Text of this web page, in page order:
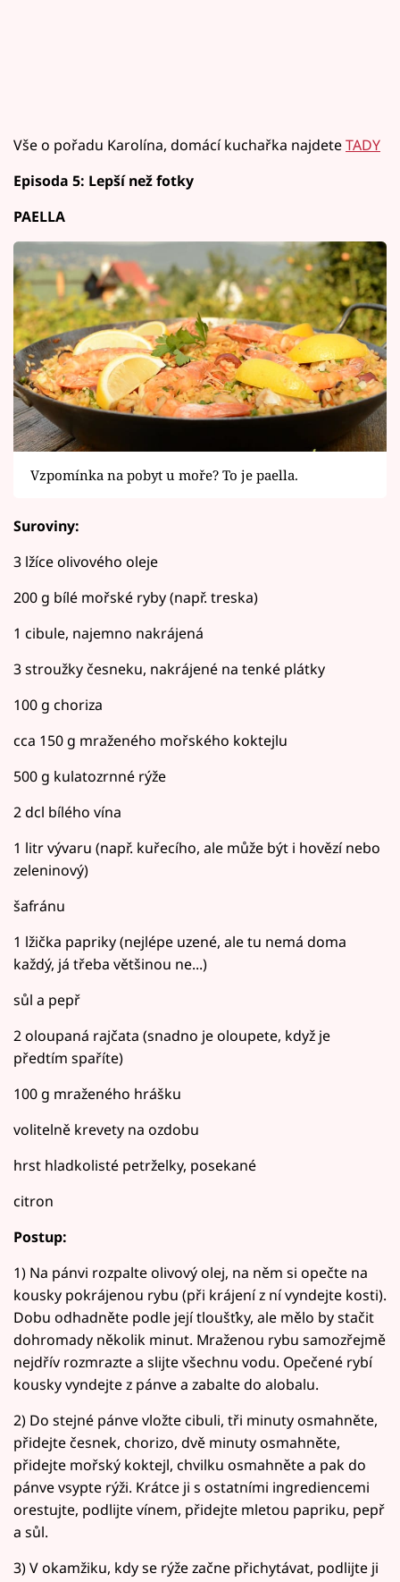
Vše o pořadu Karolína, domácí kuchařka najdeteTADY
Episoda 5: Lepší než fotky
PAELLA
Vzpomínka na pobyt u moře? To je paella.
Suroviny:
3 lžíce olivového oleje
200 g bílé mořské ryby (např. treska)
1 cibule, najemno nakrájená
3 stroužky česneku, nakrájené na tenké plátky
100 g choriza
cca 150 g mraženého mořského koktejlu
500 g kulatozrnné rýže
2 dcl bílého vína
1 litr vývaru (např. kuřecího, ale může být i hovězí nebo
zeleninový)
šafránu
1 lžička papriky (nejlépe uzené, ale tu nemá doma
každý, já třeba většinou ne...)
sůl a pepř
2 oloupaná rajčata (snadno je oloupete, když je
předtím spaříte)
100 g mraženého hrášku
volitelně krevety na ozdobu
hrst hladkolisté petrželky, posekané
citron
Postup:
1) Na pánvi rozpalte olivový olej, na něm si opečte na
kousky pokrájenou rybu (při krájení z ní vyndejte kosti).
Dobu odhadněte podle její tloušťky, ale mělo by stačit
dohromady několik minut. Mraženou rybu samozřejmě
nejdřív rozmrazte a slijte všechnu vodu. Opečené rybí
kousky vyndejte z pánve a zabalte do alobalu.
2) Do stejné pánve vložte cibuli, tři minuty osmahněte,
přidejte česnek, chorizo, dvě minuty osmahněte,
přidejte mořský koktejl, chvilku osmahněte a pak do
pánve vsypte rýži. Krátce ji s ostatními ingrediencemi
orestujte, podlijte vínem, přidejte mletou papriku, pepř
a sůl.
3) V okamžiku, kdy se rýže začne přichytávat, podlijte ji